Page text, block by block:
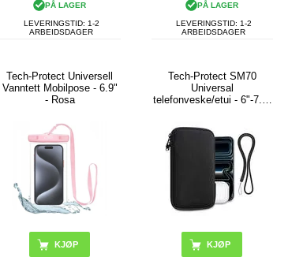
PÅ LAGER
LEVERINGSTID: 1-2
ARBEIDSDAGER
PÅ LAGER
LEVERINGSTID: 1-2
ARBEIDSDAGER
Tech-Protect Universell
Vanntett Mobilpose - 6.9"
- Rosa
Tech-Protect SM70
Universal
telefonveske/etui - 6"-7.2"